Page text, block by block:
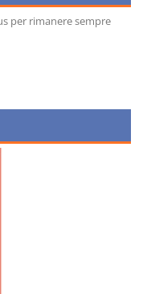
per rimanere sempre